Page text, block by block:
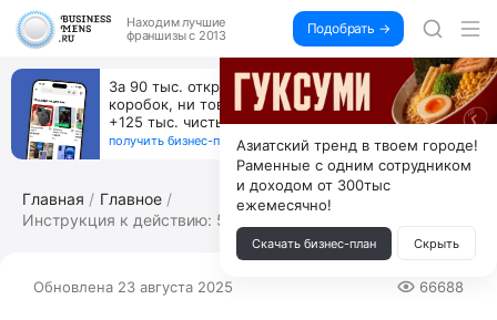
Находим лучшие
франшизы с 2013
Подобрать →
За 90 тыс. открой магазин на Авито, дома ни
коробок, ни товара, ни склада, зато каждый месяц
+125 тыс. чистыми
получить бизнес-план ↓
Главная
Главное
Инструкция к действию: 5 шагов,как вы...
Обновлена 23 августа 2025 66688
Азиатский тренд в твоем городе!
Раменные с одним сотрудником
и доходом от 300тыс
ежемесячно!
Скачать бизнес-план Скрыть